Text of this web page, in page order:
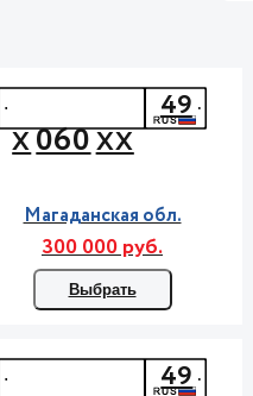
Х060ХХ
49
Магаданская обл.
300 000 руб.
Выбрать
49